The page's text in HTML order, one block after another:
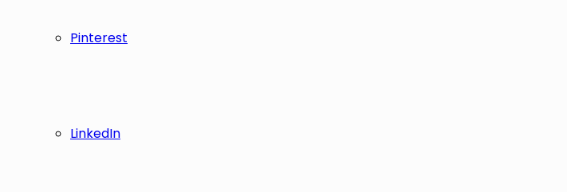
Pinterest
LinkedIn